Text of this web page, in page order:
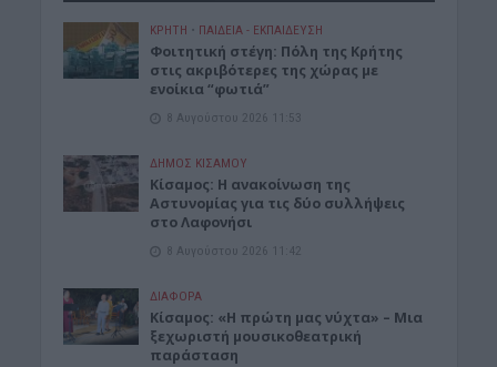
ΚΡΗΤΗ • ΠΑΙΔΕΙΑ - ΕΚΠΑΙΔΕΥΣΗ
Φοιτητική στέγη: Πόλη της Κρήτης
στις ακριβότερες της χώρας με
ενοίκια “φωτιά”
8 Αυγούστου 2026 11:53
ΔΉΜΟΣ ΚΙΣΆΜΟΥ
Κίσαμος: Η ανακοίνωση της
Αστυνομίας για τις δύο συλλήψεις
στο Λαφονήσι
8 Αυγούστου 2026 11:42
ΔΙΆΦΟΡΑ
Κίσαμος: «Η πρώτη μας νύχτα» – Μια
ξεχωριστή μουσικοθεατρική
παράσταση